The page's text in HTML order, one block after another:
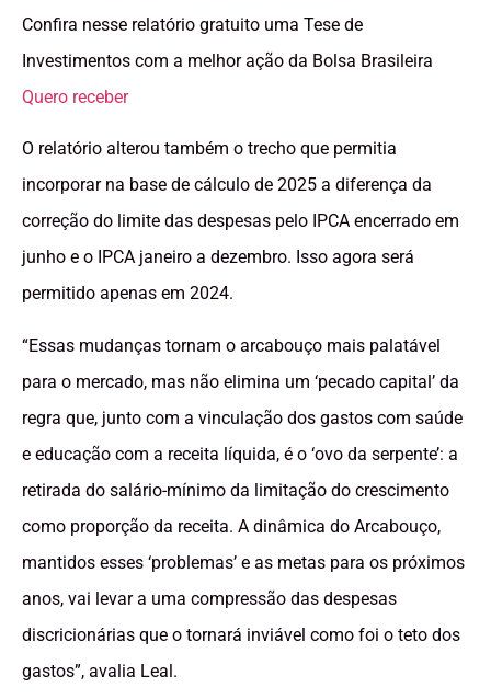
Confira nesse relatório gratuito uma Tese de
Investimentos com a melhor ação da Bolsa Brasileira
Quero receber
O relatório alterou também o trecho que permitia
incorporar na base de cálculo de 2025 a diferença da
correção do limite das despesas pelo IPCA encerrado em
junho e o IPCA janeiro a dezembro. Isso agora será
permitido apenas em 2024.
“Essas mudanças tornam o arcabouço mais palatável
para o mercado, mas não elimina um ‘pecado capital’ da
regra que, junto com a vinculação dos gastos com saúde
e educação com a receita líquida, é o ‘ovo da serpente’: a
retirada do salário-mínimo da limitação do crescimento
como proporção da receita. A dinâmica do Arcabouço,
mantidos esses ‘problemas’ e as metas para os próximos
anos, vai levar a uma compressão das despesas
discricionárias que o tornará inviável como foi o teto dos
gastos”, avalia Leal.